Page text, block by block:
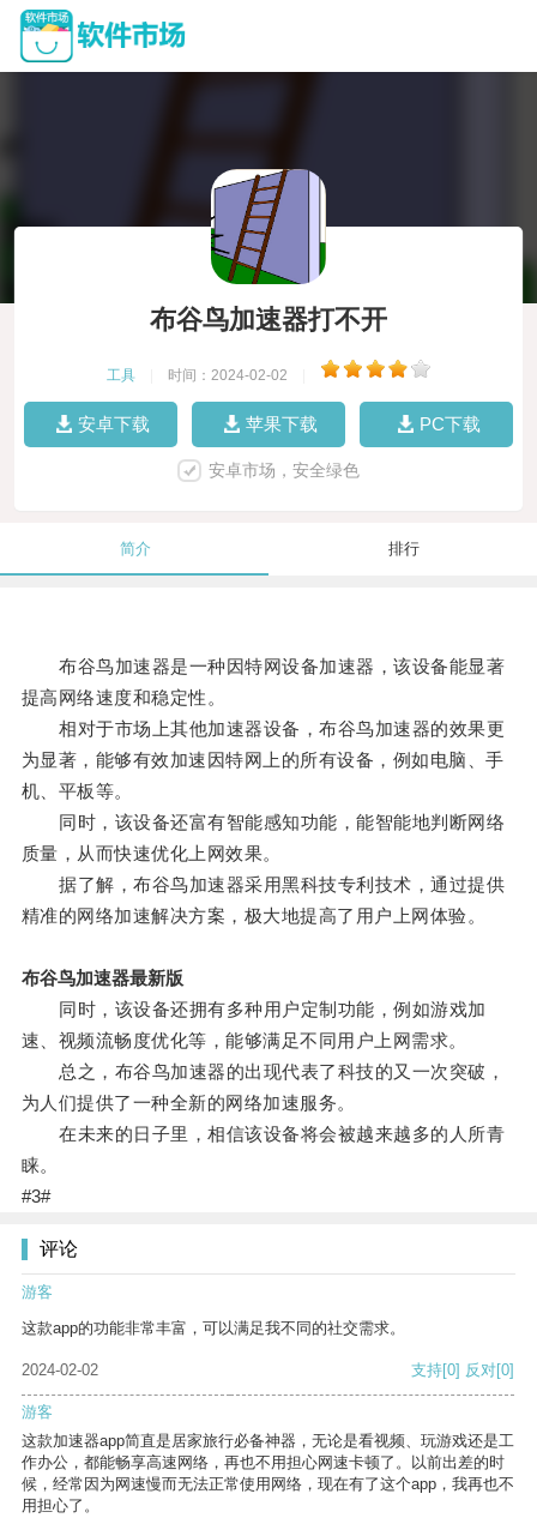
布谷鸟加速器打不开
工具 时间：2024-02-02
安卓下载 苹果下载 PC下载
安卓市场，安全绿色
简介 排行
布谷鸟加速器是一种因特网设备加速器，该设备能显著
提高网络速度和稳定性。
相对于市场上其他加速器设备，布谷鸟加速器的效果更
为显著，能够有效加速因特网上的所有设备，例如电脑、手
机、平板等。
同时，该设备还富有智能感知功能，能智能地判断网络
质量，从而快速优化上网效果。
据了解，布谷鸟加速器采用黑科技专利技术，通过提供
精准的网络加速解决方案，极大地提高了用户上网体验。
布谷鸟加速器最新版
同时，该设备还拥有多种用户定制功能，例如游戏加
速、视频流畅度优化等，能够满足不同用户上网需求。
总之，布谷鸟加速器的出现代表了科技的又一次突破，
为人们提供了一种全新的网络加速服务。
在未来的日子里，相信该设备将会被越来越多的人所青
睐。
#3#
评论
游客
这款app的功能非常丰富，可以满足我不同的社交需求。
2024-02-02 支持[0] 反对[0]
游客
这款加速器app简直是居家旅行必备神器，无论是看视频、玩游戏还是工
作办公，都能畅享高速网络，再也不用担心网速卡顿了。以前出差的时
候，经常因为网速慢而无法正常使用网络，现在有了这个app，我再也不
用担心了。